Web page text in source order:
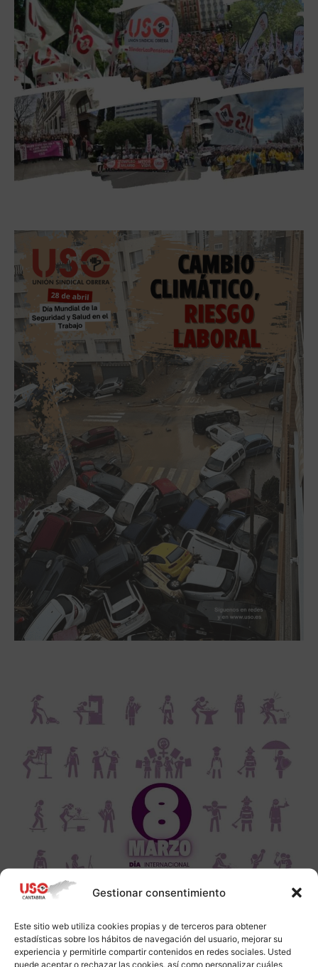
Gestionar consentimiento
Este sitio web utiliza cookies propias y de terceros para obtener
estadísticas sobre los hábitos de navegación del usuario, mejorar su
experiencia y permitirle compartir contenidos en redes sociales. Usted